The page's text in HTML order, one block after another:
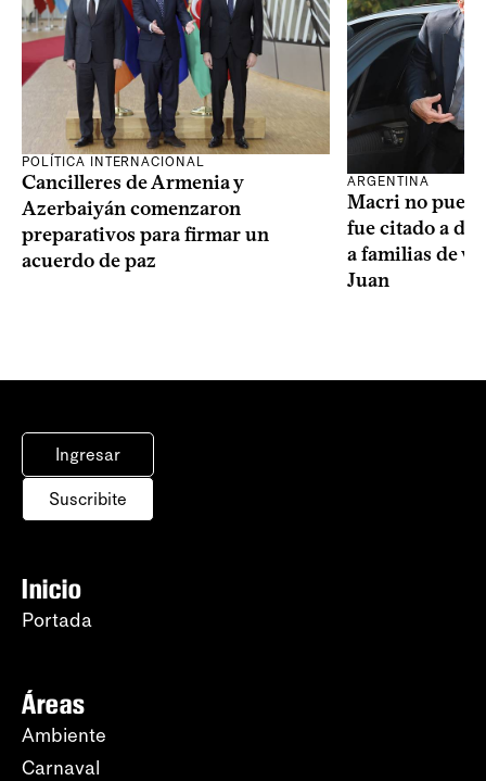
POLÍTICA INTERNACIONAL
Cancilleres de Armenia y
Azerbaiyán comenzaron
preparativos para firmar un
acuerdo de paz
ARGENTINA
Macri no
fue citado a
a familias de
Juan
Ingresar
Suscribite
Inicio
Portada
Áreas
Ambiente
Carnaval